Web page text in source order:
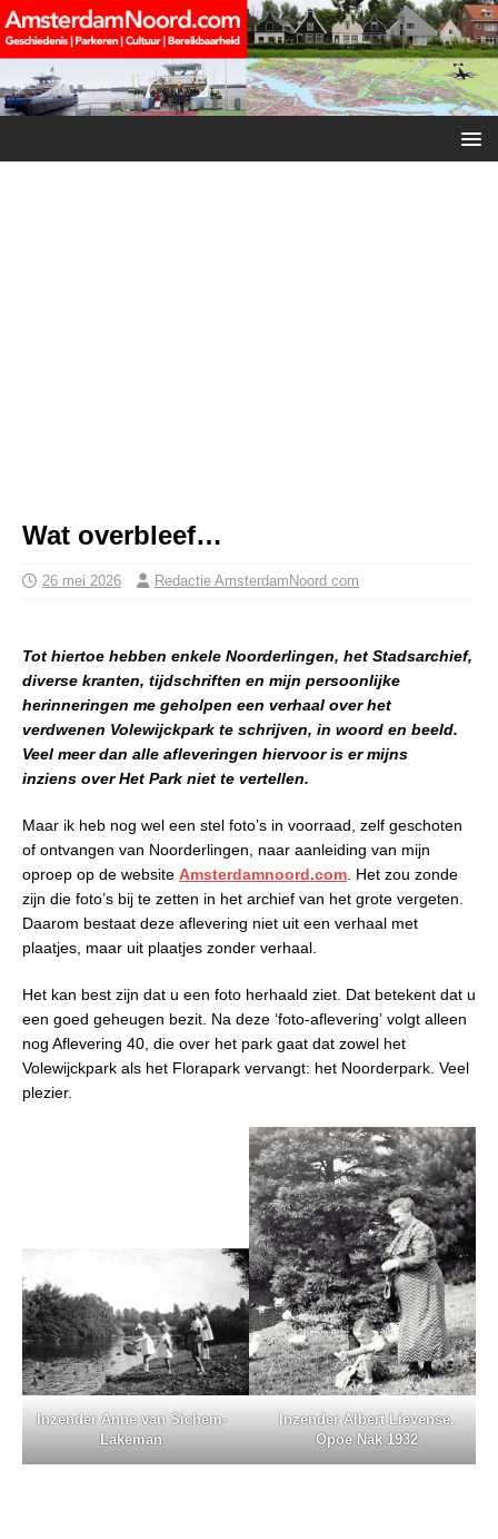
Wat overbleef…
26 mei 2026 Redactie AmsterdamNoord com
Tot hiertoe hebben enkele Noorderlingen, het Stadsarchief,
diverse kranten, tijdschriften en mijn persoonlijke
herinneringen me geholpen een verhaal over het
verdwenen Volewijckpark te schrijven, in woord en beeld.
Veel meer dan alle afleveringen hiervoor is er mijns
inziens over Het Park niet te vertellen.
Maar ik heb nog wel een stel foto’s in voorraad, zelf geschoten
of ontvangen van Noorderlingen, naar aanleiding van mijn
oproep op de website Amsterdamnoord.com . Het zou zonde
zijn die foto’s bij te zetten in het archief van het grote vergeten.
Daarom bestaat deze aflevering niet uit een verhaal met
plaatjes, maar uit plaatjes zonder verhaal.
Het kan best zijn dat u een foto herhaald ziet. Dat betekent dat u
een goed geheugen bezit. Na deze ‘foto-aflevering’ volgt alleen
nog Aflevering 40, die over het park gaat dat zowel het
Volewijckpark als het Florapark vervangt: het Noorderpark. Veel
plezier.
Inzender Anne van Sichem-
Lakeman
Inzender Albert Lievense.
Opoe Nak 1932